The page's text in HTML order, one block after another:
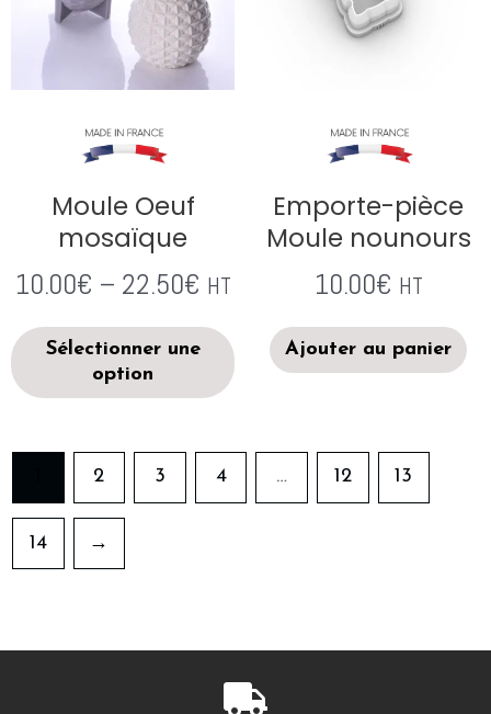
Moule Oeuf
mosaïque
10.00€ – 22.50€ HT
Sélectionner une
option
Emporte-pièce
Moule nounours
10.00€ HT
Ajouter au panier
2 3 4 … 12 13
14 →